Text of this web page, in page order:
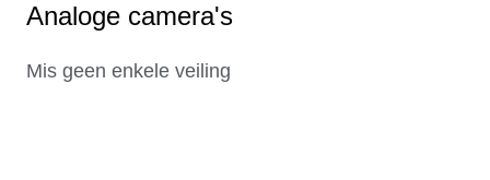
Analoge camera's
Mis geen enkele veiling